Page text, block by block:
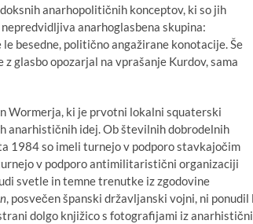
anarhopolitičnih konceptov, ki so jih
anarhoglasbena skupina:
besedne, politično angažirane konotacije. Še
z glasbo opozarjal na vprašanje Kurdov, sama
Wormerja, ki je prvotni lokalni squaterski
anarhističnih idej. Ob številnih dobrodelnih
1984 so imeli turnejo v podporo stavkajočim
v podporo antimilitaristični organizaciji
svetle in temne trenutke iz zgodovine
, posvečen španski državljanski vojni, ni ponudil
dolgo knjižico s fotografijami iz